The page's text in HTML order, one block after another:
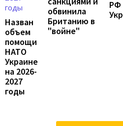
Назван
объем
помощи
НАТО
Украине
на 2026-
2027
годы
обвинила
Британию в
"войне"
РФ